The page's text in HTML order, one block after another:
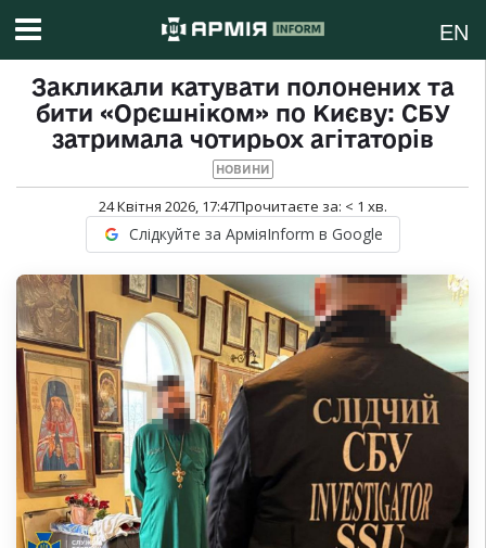
EN
Закликали катувати полонених та
бити «Орєшніком» по Києву: СБУ
затримала чотирьох агітаторів
НОВИНИ
24 Квітня 2026, 17:47Прочитаєте за: < 1 хв.
Слідкуйте за АрміяInform в Google